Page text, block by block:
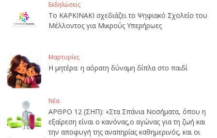
Εκδηλώσεις
Το ΚΑΡΚΙΝΑΚΙ σχεδιάζει το Ψηφιακό Σχολείο του
Μέλλοντος για Μικρούς Υπερήρωες
Μαρτυρίες
Η μητέρα: η αόρατη δύναμη δίπλα στο παιδί
Νέα
ΑΡΘΡΟ 12 (ΣΗΠ): «Στα Σπάνια Νοσήματα, όπου η
εξαίρεση είναι ο κανόνας,ο αγώνας για τη ζωή και
την αποφυγή της αναπηρίας καθημερινός, και οι